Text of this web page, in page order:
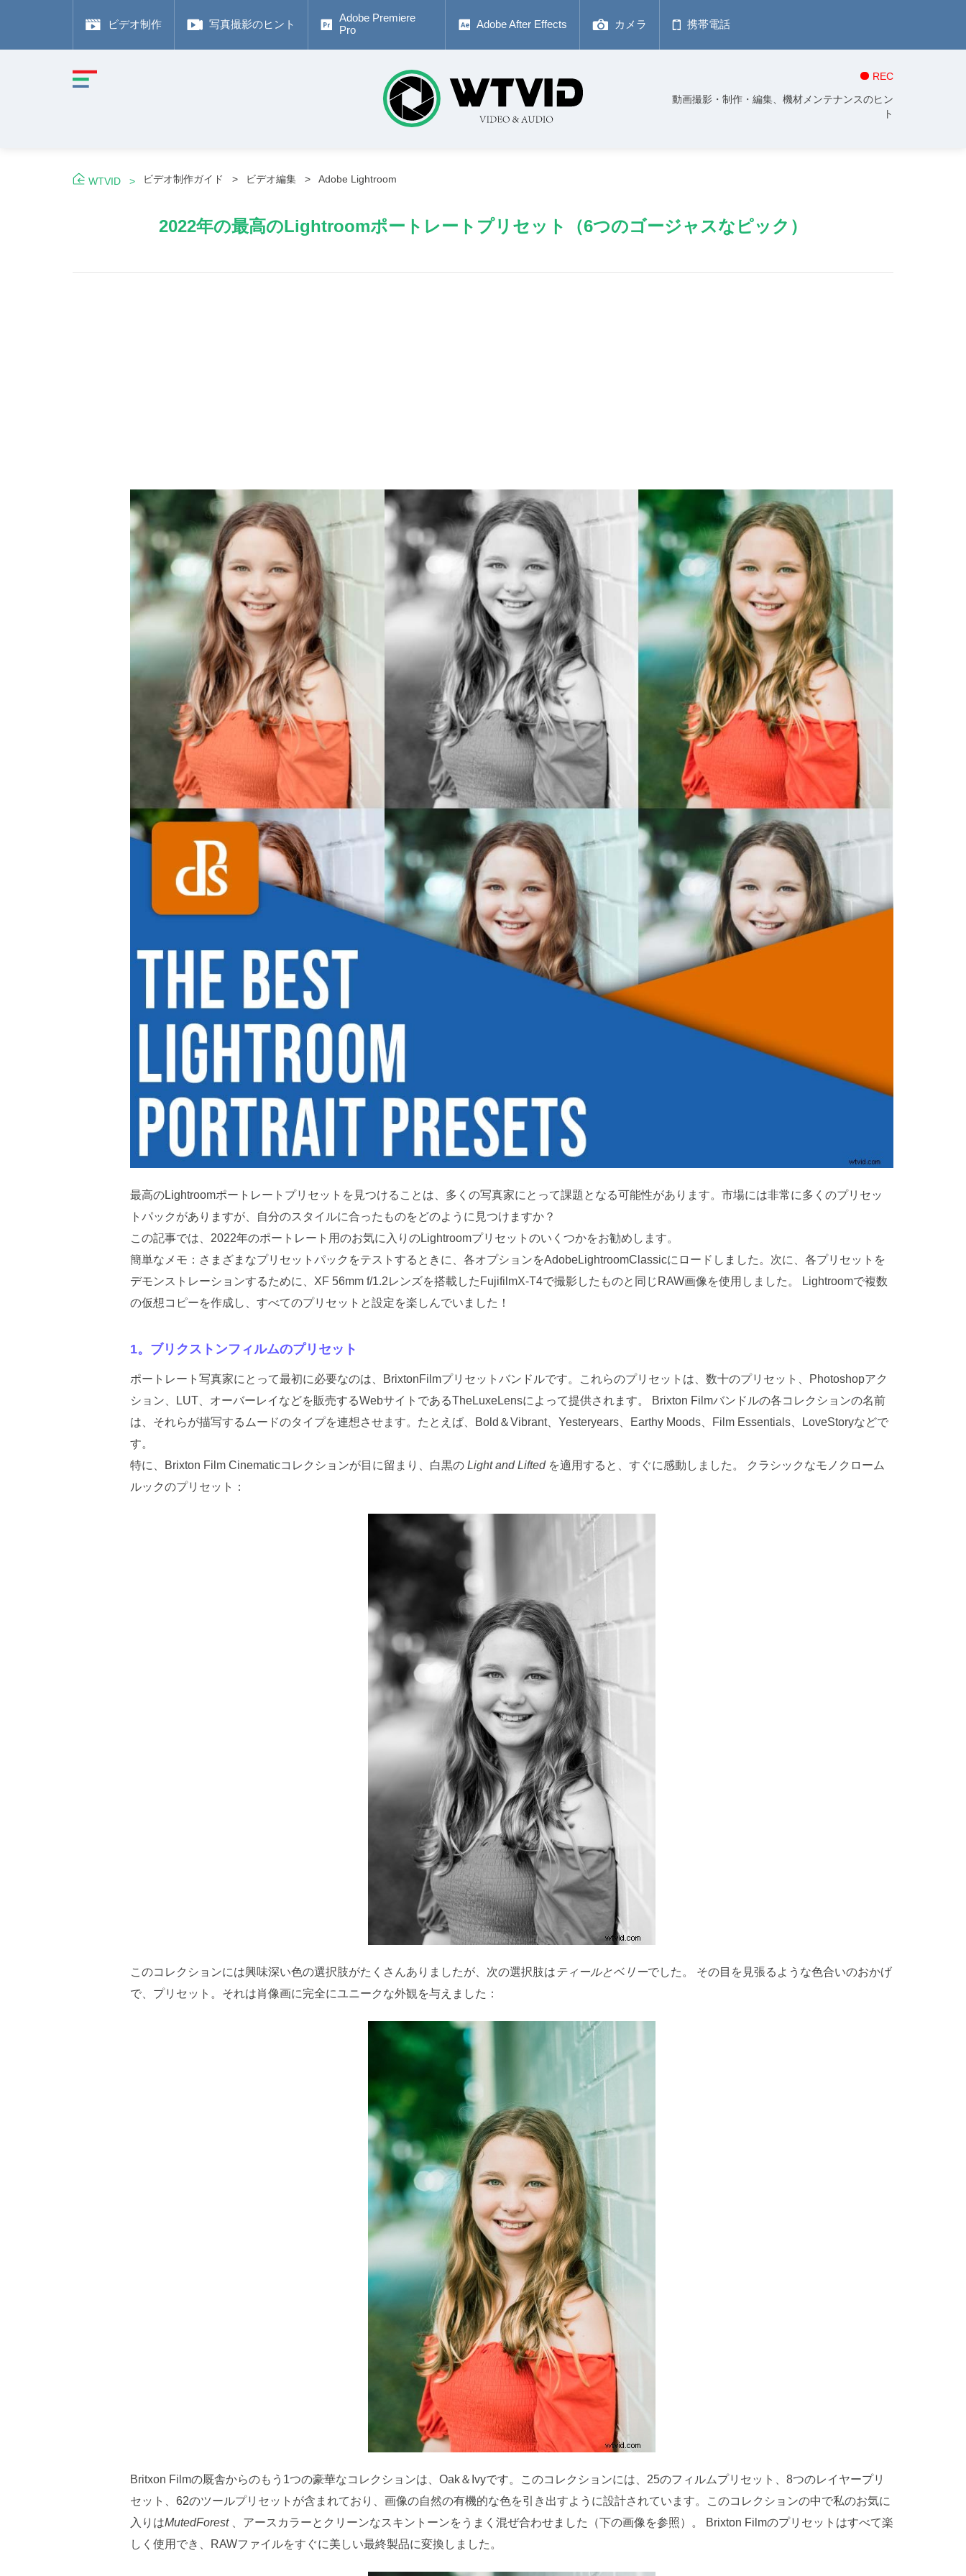
ビデオ制作 写真撮影のヒント
Adobe Premiere
Pro
Adobe After Effects カメラ 携帯電話
REC
動画撮影・制作・編集、機材メンテナンスのヒン
ト
WTVID ビデオ制作ガイド ビデオ編集 Adobe Lightroom
2022年の最高のLightroomポートレートプリセット（6つのゴージャスなピック）
最高のLightroomポートレートプリセットを見つけることは、多くの写真家にとって課題となる可能性があります。市場には非常に多くのプリセッ
トパックがありますが、自分のスタイルに合ったものをどのように見つけますか？
この記事では、2022年のポートレート用のお気に入りのLightroomプリセットのいくつかをお勧めします。
簡単なメモ：さまざまなプリセットパックをテストするときに、各オプションをAdobeLightroomClassicにロードしました。次に、各プリセットを
デモンストレーションするために、XF 56mm f/1.2レンズを搭載したFujifilmX-T4で撮影したものと同じRAW画像を使用しました。 Lightroomで複数
の仮想コピーを作成し、すべてのプリセットと設定を楽しんでいました！
1。ブリクストンフィルムのプリセット
ポートレート写真家にとって最初に必要なのは、BrixtonFilmプリセットバンドルです。これらのプリセットは、数十のプリセット、Photoshopアク
ション、LUT、オーバーレイなどを販売するWebサイトであるTheLuxeLensによって提供されます。 Brixton Filmバンドルの各コレクションの名前
は、それらが描写するムードのタイプを連想させます。たとえば、Bold＆Vibrant、Yesteryears、Earthy Moods、Film Essentials、LoveStoryなどで
す。
特に、Brixton Film Cinematicコレクションが目に留まり、白黒のLight and Lifted を適用すると、すぐに感動しました。 クラシックなモノクローム
ルックのプリセット：
このコレクションには興味深い色の選択肢がたくさんありましたが、次の選択肢はティールとベリーでした。 その目を見張るような色合いのおかげ
で、プリセット。それは肖像画に完全にユニークな外観を与えました：
Britxon Filmの厩舎からのもう1つの豪華なコレクションは、Oak＆Ivyです。このコレクションには、25のフィルムプリセット、8つのレイヤープリ
セット、62のツールプリセットが含まれており、画像の自然の有機的な色を引き出すように設計されています。このコレクションの中で私のお気に
入りはMutedForest
、アースカラーとクリーンなスキントーンをうまく混ぜ合わせました（下の画像を参照）。 Brixton Filmのプリセットはすべて楽
しく使用でき、RAWファイルをすぐに美しい最終製品に変換しました。